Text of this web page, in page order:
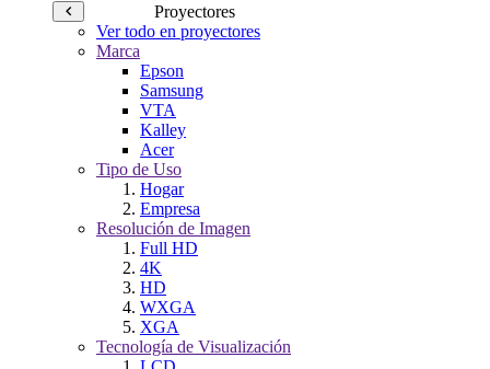
Proyectores
Ver todo en proyectores
Marca
Epson
Samsung
VTA
Kalley
Acer
Tipo de Uso
Hogar
Empresa
Resolución de Imagen
Full HD
4K
HD
WXGA
XGA
Tecnología de Visualización